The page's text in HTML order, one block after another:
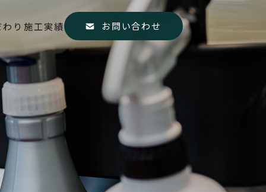
り 施工実績 お問い合わせ